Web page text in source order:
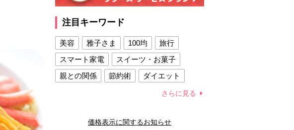
注目キーワード
美容 雅子さま 100均
旅行
スマート家電
スイーツ・お菓子
親との関係
節約術
ダイエット
夫との関係
新津春子 どか食い
さらに見る
価格表示に関するお知らせ